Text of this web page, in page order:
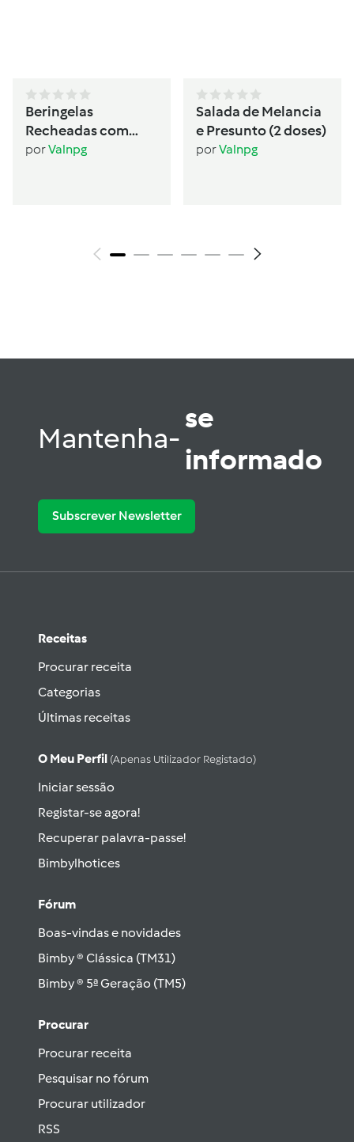
Beringelas
Recheadas com
Seitan (2 pessoas)
porValnpg
Salada de Melancia
e Presunto (2 doses)
porValnpg
Mantenha-
se
informado
Subscrever Newsletter
Receitas
Procurar receita
Categorias
Últimas receitas
O Meu Perfil (apenas Utilizador Registado)
Iniciar sessão
Registar-se agora!
Recuperar palavra-passe!
Bimbylhotices
Fórum
Boas-vindas e novidades
Bimby ® Clássica (TM31)
Bimby ® 5ª Geração (TM5)
Procurar
Procurar receita
Pesquisar no fórum
Procurar utilizador
RSS